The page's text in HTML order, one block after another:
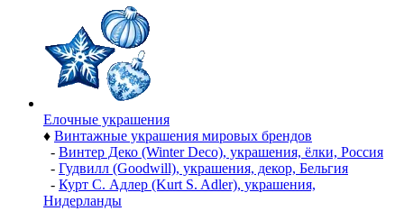
Елочные украшения
♦ Винтажные украшения мировых брендов
- Винтер Деко (Winter Deco), украшения, ёлки, Россия
- Гудвилл (Goodwill), украшения, декор, Бельгия
- Курт С. Адлер (Kurt S. Adler), украшения,
Нидерланды